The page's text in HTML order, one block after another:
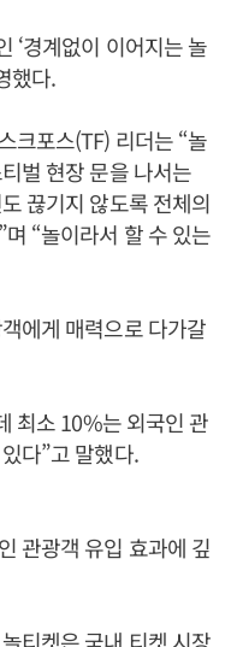
‘경계없이 이어지는 놀
했다.
크포스(TF) 리더는 “놀
벌 현장 문을 나서는
끊기지 않도록 전체의
“놀이라서 할 수 있는
에게 매력으로 다가갈
최소 10%는 외국인 관
다”고 말했다.
관광객 유입 효과에 깊